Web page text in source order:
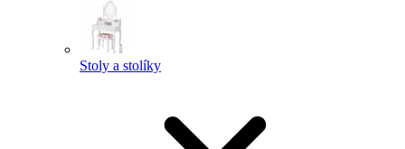
Stoly a stolíky